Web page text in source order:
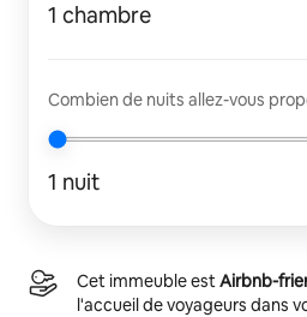
1 chambre
Combien de nuits allez-vous
1 nuit
Cet immeuble estAirbnb-
l'accueil de voyageurs dans